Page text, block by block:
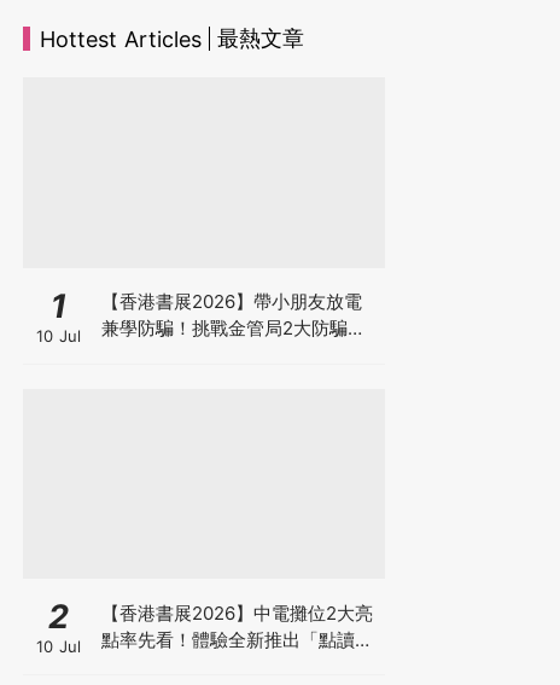
Hottest Articles 最熱文章
1
10 Jul
【香港書展2026】帶小朋友放電
兼學防騙！挑戰金管局2大防騙遊
2
10 Jul
【香港書展2026】中電攤位2大亮
點率先看！體驗全新推出「點讀故